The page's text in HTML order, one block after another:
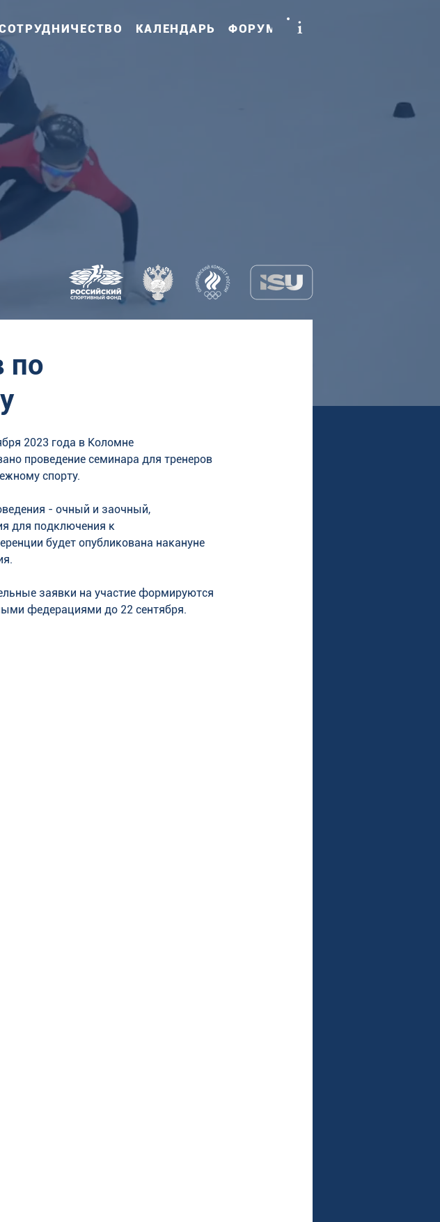
КАЛЕНДАРЬ ФОРУМ i
по
2023 года в Коломне
проведение семинара для тренеров
спорту.
- очный и заочный,
для подключения к
будет опубликована накануне
заявки на участие формируются
федерациями до 22 сентября.